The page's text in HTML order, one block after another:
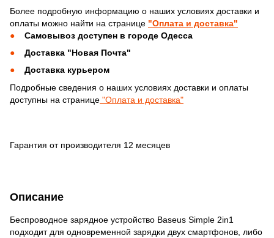
Описание
Беспроводное зарядное устройство Baseus Simple 2in1
подходит для одновременной зарядки двух смартфонов, либо
Более подробную информацию о наших условиях доставки и
оплаты можно найти на странице "Оплата и доставка"
Самовывоз доступен в городе Одесса
Доставка "Новая Почта"
Доставка курьером
Подробные сведения о наших условиях доставки и оплаты
доступны на странице "Оплата и доставка"
Гарантия от производителя 12 месяцев